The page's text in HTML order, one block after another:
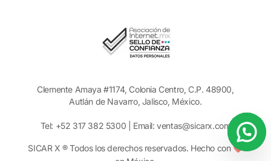
Clemente Amaya #1174, Colonia Centro, C.P. 48900,
Autlán de Navarro, Jalisco, México.
Tel: +52 317 382 5300 | Email:ventas@sicarx.com
SICAR X ® Todos los derechos reservados. Hecho con ❤️